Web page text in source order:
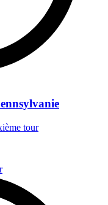
tour